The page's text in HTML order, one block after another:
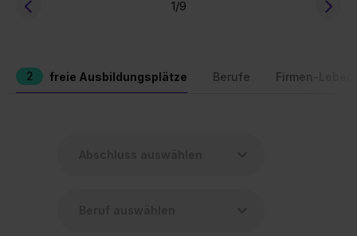
1/9
2 freie Ausbildungsplätze Berufe Firmen-